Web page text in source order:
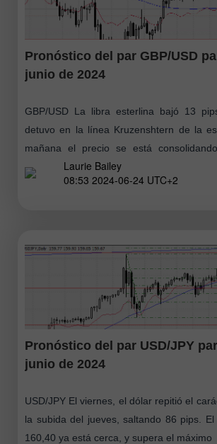
Pronóstico del par GBP/USD
junio de 2024
GBP/USD La libra esterlina bajó 13
detuvo en la línea Kruzenshtern de la
mañana el precio se está
probablementeLaurie Bailey
08:53 2024-06-24 UTC+2
Pronóstico del par USD/JPY
junio de 2024
USD/JPY El viernes, el dólar repitió el
la subida del jueves, saltando 86 pips.
160,40 ya está cerca, y supera el máximo